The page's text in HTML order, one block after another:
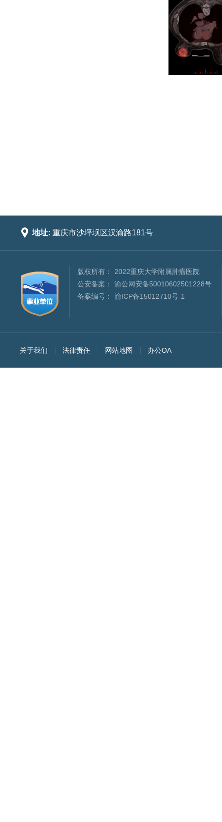
 地址: 重庆市沙坪坝区汉渝路181号
版权所有：
2022重庆大学附属肿瘤医院
公安备案：
渝公网安备50010602501228号
备案编号：
渝ICP备15012710号-1
关于我们 法律责任 网站地图 办公OA